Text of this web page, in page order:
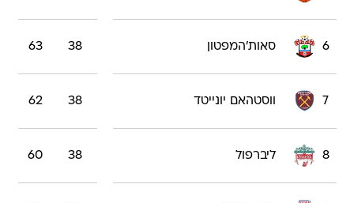
6 סאות'המפטון 38
63
7 ווסטהאם יונייטד 38
62
8 ליברפול 38
60